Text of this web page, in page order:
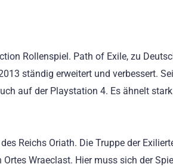
Rollenspiel. Path of Exile, zu
ständig erweitert und verbessert.
auf der Playstation 4. Es ähnelt
Reichs Oriath. Die Truppe der
Wraeclast. Hier muss sich der